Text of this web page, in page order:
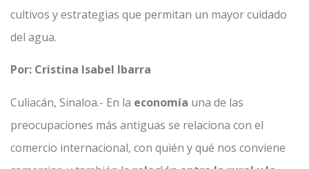
cultivos y estrategias que permitan un mayor cuidado
del agua.
Por: Cristina Isabel Ibarra
Culiacán, Sinaloa.- En la economía una de las
preocupaciones más antiguas se relaciona con el
comercio internacional, con quién y qué nos conviene